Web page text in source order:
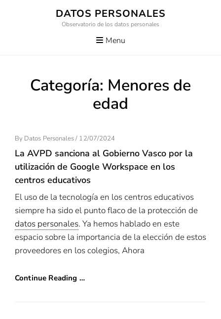
DATOS PERSONALES
Observatorio de los datos personales
Menu
Categoría: Menores de
edad
By Datos Personales/ Posted
12/07/2024
La AVPD sanciona al Gobierno Vasco por la
utilización de Google Workspace en los
centros educativos
El uso de la tecnología en los centros educativos
siempre ha sido el punto flaco de la protección de
datos personales. Ya hemos hablado en este
espacio sobre la importancia de la elección de estos
proveedores en los colegios, Ahora
Continue Reading …